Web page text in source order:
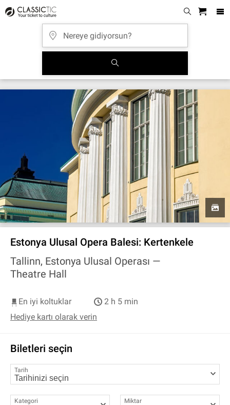
Estonya Ulusal Opera Balesi: Kertenkele
Tallinn, Estonya Ulusal Operası —
Theatre Hall
En iyi koltuklar
2 h 5 min
Hediye kartı olarak verin
Biletleri seçin
Tarih
Kategori Miktar